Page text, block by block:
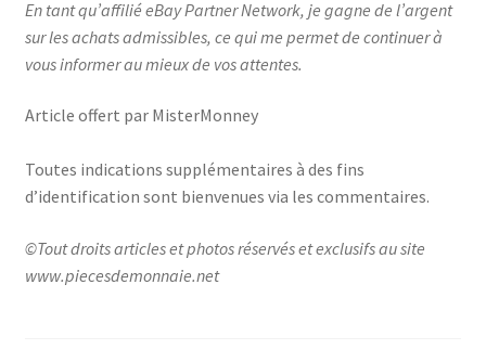
En tant qu’affilié eBay Partner Network, je gagne de l’argent
sur les achats admissibles, ce qui me permet de continuer à
vous informer au mieux de vos attentes.
Article offert par MisterMonney
Toutes indications supplémentaires à des fins
d’identification sont bienvenues via les commentaires.
©Tout droits articles et photos réservés et exclusifs au site
www.piecesdemonnaie.net